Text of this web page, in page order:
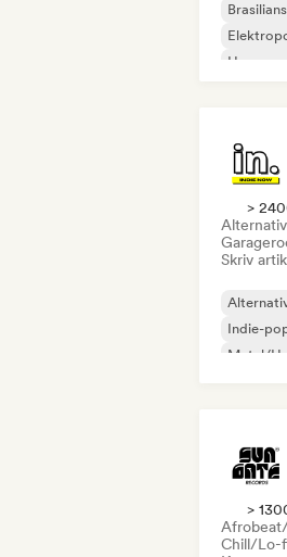
House-
>
Skriv
Indie-
Metal/
>
Chill/Lo-